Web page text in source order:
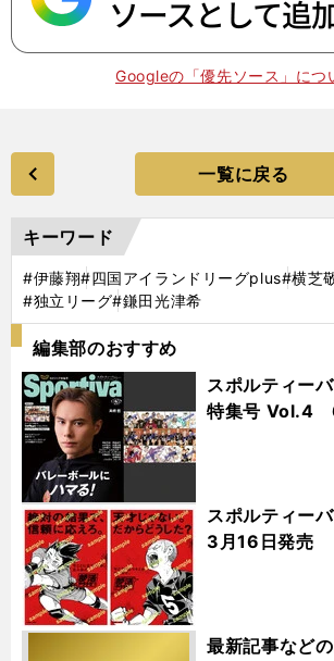
Googleの「優先ソース」につ
一覧に戻る
キーワード
#伊藤翔#四国アイランドリーグplus#横芝
#独立リーグ#鎌田光津希
編集部のおすすめ
スポルティー
特集号 Vol.4
スポルティー
3月16日発売
最新記事など